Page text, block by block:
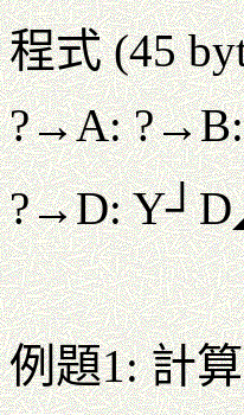
程式 (45
?→A:
?→D:
例題1: 計